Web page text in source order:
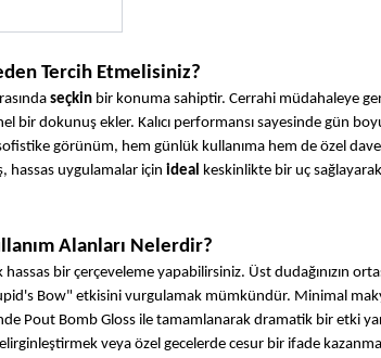
Tercih Etmelisiniz?
seçkin bir konuma sahiptir. Cerrahi müdahaleye
dokunuş ekler. Kalıcı performansı sayesinde gün
görünüm, hem günlük kullanıma hem de özel
hassas uygulamalar için ideal keskinlikte bir uç
Alanları Nelerdir?
bir çerçeveleme yapabilirsiniz. Üst dudağınızın
Bow" etkisini vurgulamak mümkündür. Minimal
Pout Bomb Gloss ile tamamlanarak dramatik bir etki
veya özel gecelerde cesur bir ifade